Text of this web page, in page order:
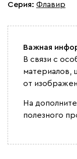
Серия: Флавир
Важная
В связи с
материалов,
от
На
полезного